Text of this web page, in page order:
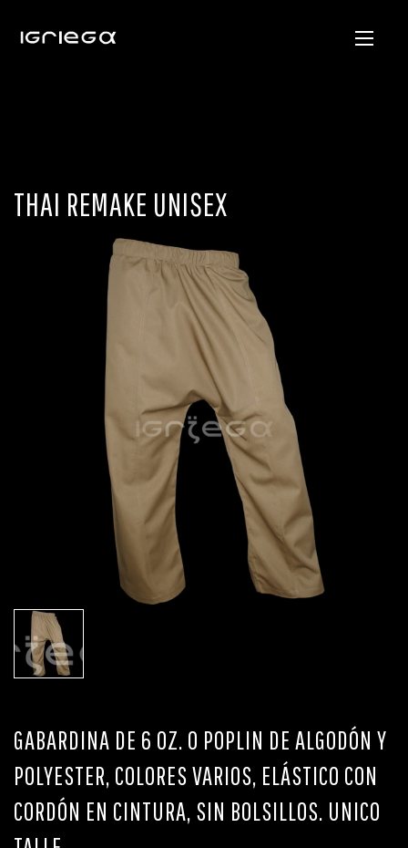
THAI REMAKE UNISEX
GABARDINA DE 6 OZ. O POPLIN DE ALGODÓN Y
POLYESTER, COLORES VARIOS, ELÁSTICO CON
CORDÓN EN CINTURA, SIN BOLSILLOS. UNICO